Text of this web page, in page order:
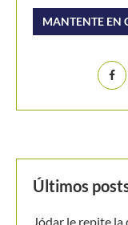
El Masters de
Emanuela Lares
hace tres
[Video] De